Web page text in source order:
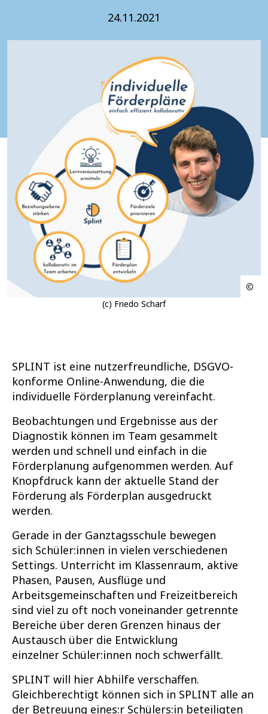
24.11.2021
(c) Friedo Scharf
SPLINT ist eine nutzerfreundliche, DSGVO-
konforme Online-Anwendung, die die
individuelle Förderplanung vereinfacht.
Beobachtungen und Ergebnisse aus der
Diagnostik können im Team gesammelt
werden und schnell und einfach in die
Förderplanung aufgenommen werden. Auf
Knopfdruck kann der aktuelle Stand der
Förderung als Förderplan ausgedruckt
werden.
Gerade in der Ganztagsschule bewegen
sich Schüler:innen in vielen verschiedenen
Settings. Unterricht im Klassenraum, aktive
Phasen, Pausen, Ausflüge und
Arbeitsgemeinschaften und Freizeitbereich
sind viel zu oft noch voneinander getrennte
Bereiche über deren Grenzen hinaus der
Austausch über die Entwicklung
einzelner Schüler:innen noch schwerfällt.
SPLINT will hier Abhilfe verschaffen.
Gleichberechtigt können sich in SPLINT alle an
der Betreuung eines:r Schülers:in beteiligten